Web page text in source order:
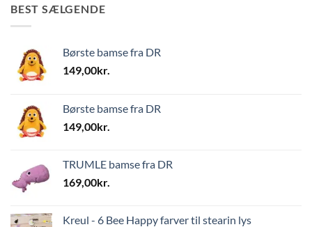
BEST SÆLGENDE
Børste bamse fra DR
149,00kr.
Børste bamse fra DR
149,00kr.
TRUMLE bamse fra DR
169,00kr.
Kreul - 6 Bee Happy farver til stearin lys